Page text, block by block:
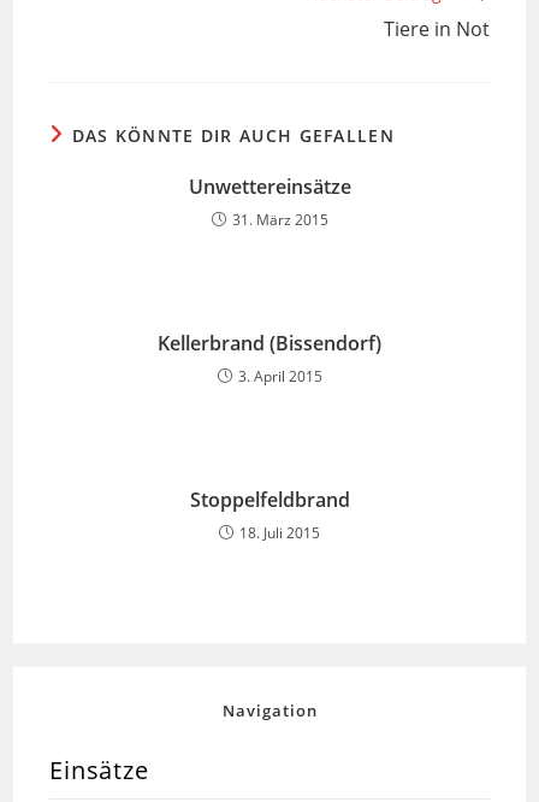
Tiere in Not
DAS KÖNNTE DIR AUCH GEFALLEN
Unwettereinsätze
31. März 2015
Kellerbrand (Bissendorf)
3. April 2015
Stoppelfeldbrand
18. Juli 2015
Navigation
Einsätze